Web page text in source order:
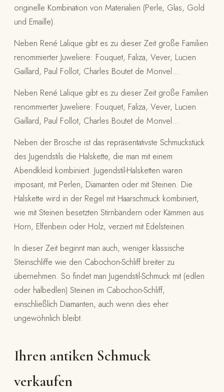
originelle Kombination von Materialien (Perle, Glas, Gold
und Emaille).
Neben René Lalique gibt es zu dieser Zeit große Familien
renommierter Juweliere: Fouquet, Faliza, Vever, Lucien
Gaillard, Paul Follot, Charles Boutet de Monvel...
Neben René Lalique gibt es zu dieser Zeit große Familien
renommierter Juweliere: Fouquet, Faliza, Vever, Lucien
Gaillard, Paul Follot, Charles Boutet de Monvel...
Neben der Brosche ist das repräsentativste Schmuckstück
des Jugendstils die Halskette, die man mit einem
Abendkleid kombiniert. Jugendstil-Halsketten waren
imposant, mit Perlen, Diamanten oder mit Steinen. Die
Halskette wird in der Regel mit Haarschmuck kombiniert,
wie mit Steinen besetzten Stirnbändern oder Kämmen aus
Horn, Elfenbein oder Holz, verziert mit Edelsteinen.
In dieser Zeit beginnt man auch, weniger klassische
Steinschliffe wie den Cabochon-Schliff breiter zu
übernehmen. So findet man Jugendstil-Schmuck mit (edlen
oder halbedlen) Steinen im Cabochon-Schliff,
einschließlich Diamanten, auch wenn dies eher
ungewöhnlich bleibt.
Ihren antiken Schmuck
verkaufen